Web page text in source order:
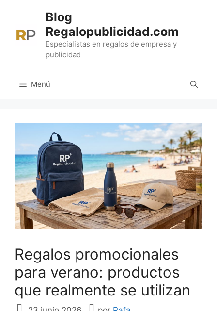
contenido
Blog
Regalopublicidad.com
Especialistas en regalos de empresa y
publicidad
Menú
Regalos promocionales
para verano: productos
que realmente se utilizan